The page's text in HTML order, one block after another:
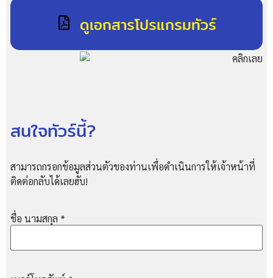
ดูเอกสารโปรแกรมทัวร์
สนใจทัวร์นี้?
สามารถกรอกข้อมูลส่วนตัวของท่านเพื่อดำเนินการให้เจ้าหน้าที่
ติดต่อกลับได้เลยฮับ!
ชื่อ นามสกุล *